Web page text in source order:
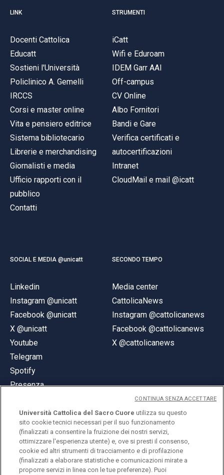
LINK
Docenti Cattolica
Educatt
Sostieni l'Università
Policlinico A. Gemelli
IRCCS
Corsi e master online
Vita e pensiero editrice
Sistema bibliotecario
Librerie e merchandising
Giornalisti e media
Ufficio rapporti con il
pubblico
Contatti
STRUMENTI
iCatt
Wifi e Eduroam
IDEM Garr AAI
Off-campus
CV Online
Albo Fornitori
Bandi e Gare
Verifica certificati e
autocertificazioni
Intranet
CloudMail e mail @icatt
SOCIAL E MEDIA @unicatt
Linkedin
Instagram @unicatt
Facebook @unicatt
X @unicatt
Youtube
Telegram
Spotify
Presenza
SECONDO TEMPO
Media center
CattolicaNews
Instagram @cattolicanews
Facebook @cattolicanews
X @cattolicanews
© Università Cattolica del Sacro Cuore
Largo A. Gemelli 1, 20123 Milano
Università Cattolica del Sacro Cuore utilizza su questo
sito cookie tecnici necessari per il suo funzionamento
(finalizzati a consentire la fruizione dei nostri servizi,
ottimizzare l'esperienza utente) e, ove si presti il consenso,
cookie ed altri strumenti di tracciamento e di profilazione
(finalizzati a elaborare statistiche e comunicazioni mirate a
proporre servizi in linea con le tue preferenze). Puoi
CONTINUA SENZA ACCETTARE